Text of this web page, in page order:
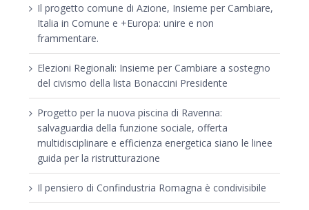
Il progetto comune di Azione, Insieme per Cambiare,
Italia in Comune e +Europa: unire e non
frammentare.
Elezioni Regionali: Insieme per Cambiare a sostegno
del civismo della lista Bonaccini Presidente
Progetto per la nuova piscina di Ravenna:
salvaguardia della funzione sociale, offerta
multidisciplinare e efficienza energetica siano le linee
guida per la ristrutturazione
Il pensiero di Confindustria Romagna è condivisibile